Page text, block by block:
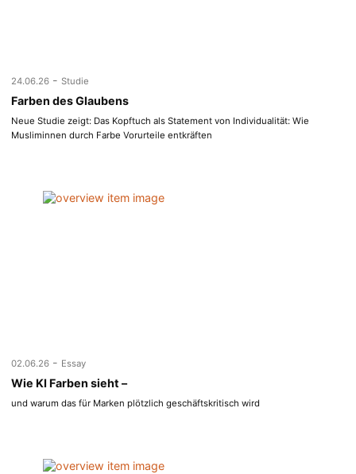
24.06.26 - Studie
Farben des Glaubens
Neue Studie zeigt: Das Kopftuch als Statement von Individualität: Wie
Musliminnen durch Farbe Vorurteile entkräften
02.06.26 - Essay
Wie KI Farben sieht –
und warum das für Marken plötzlich geschäftskritisch wird